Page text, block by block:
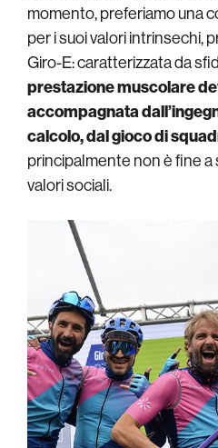
momento, preferiamo una
per i suoi valori intrinsechi,
Giro-E: caratterizzata da
prestazione muscolare
accompagnata
calcolo, dal gioco di
principalmente non è fine a
valori sociali.